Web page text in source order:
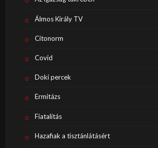
Álmos Király TV
Citonorm
Covid
Doki percek
Ermitázs
Fiatalítás
Hazafiak a tisztánlátásért